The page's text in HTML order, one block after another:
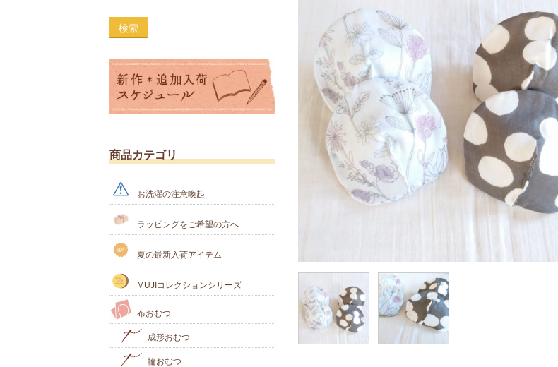
検索
商品カテゴリ
お洗濯の注意喚起
ラッピングをご希望の方へ
夏の最新入荷アイテム
MUJIコレクションシリーズ
布おむつ
成形おむつ
輪おむつ